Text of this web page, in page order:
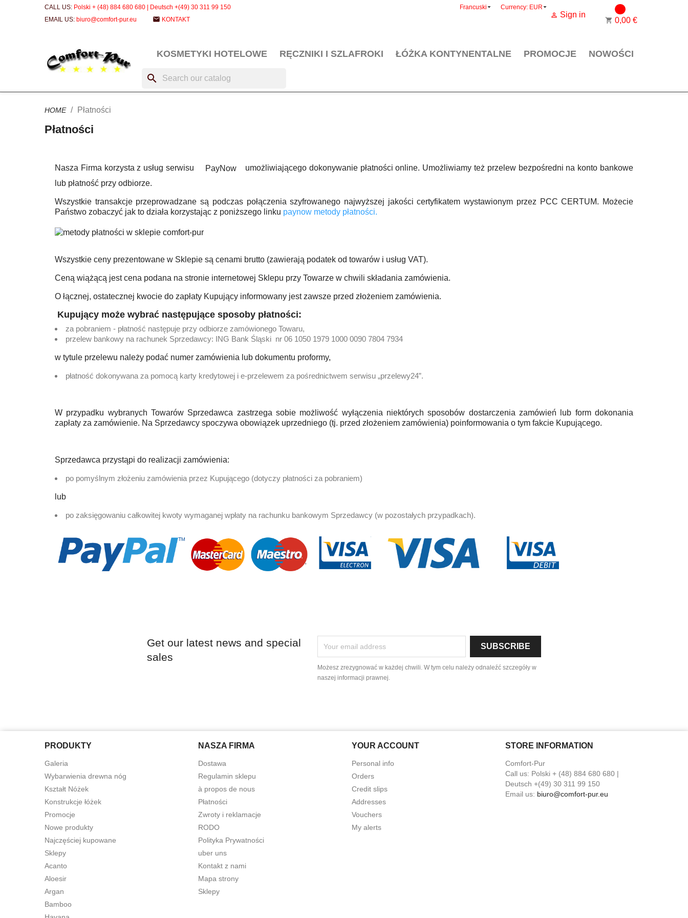
CALL US: Polski + (48) 884 680 680 | Deutsch +(49) 30 311 99 150
EMAIL US: biuro@comfort-pur.eu email KONTAKT
Francuski Currency: EUR
 Sign in
shopping_cart 0,00 €
KOSMETYKI HOTELOWE RĘCZNIKI I SZLAFROKI ŁÓŻKA KONTYNENTALNE PROMOCJE NOWOŚCI
search
HOME Płatności
Płatności
Nasza Firma korzysta z usług serwisu PayNow
umożliwiającego dokonywanie płatności online. Umożliwiamy też przelew bezpośredni na konto bankowe
lub płatność przy odbiorze.
Wszystkie transakcje przeprowadzane są podczas połączenia szyfrowanego najwyższej jakości certyfikatem wystawionym przez PCC CERTUM. Możecie
Państwo zobaczyć jak to działa korzystając z poniższego linku paynow metody płatności.
Wszystkie ceny prezentowane w Sklepie są cenami brutto (zawierają podatek od towarów i usług VAT).
Ceną wiążącą jest cena podana na stronie internetowej Sklepu przy Towarze w chwili składania zamówienia.
O łącznej, ostatecznej kwocie do zapłaty Kupujący informowany jest zawsze przed złożeniem zamówienia.
Kupujący może wybrać następujące sposoby płatności:
za pobraniem - płatność następuje przy odbiorze zamówionego Towaru,
przelew bankowy na rachunek Sprzedawcy: ING Bank Śląski nr 06 1050 1979 1000 0090 7804 7934
w tytule przelewu należy podać numer zamówienia lub dokumentu proformy,
płatność dokonywana za pomocą karty kredytowej i e-przelewem za pośrednictwem serwisu „przelewy24”.
W przypadku wybranych Towarów Sprzedawca zastrzega sobie możliwość wyłączenia niektórych sposobów dostarczenia zamówień lub form dokonania
zapłaty za zamówienie. Na Sprzedawcy spoczywa obowiązek uprzedniego (tj. przed złożeniem zamówienia) poinformowania o tym fakcie Kupującego.
Sprzedawca przystąpi do realizacji zamówienia:
po pomyślnym złożeniu zamówienia przez Kupującego (dotyczy płatności za pobraniem)
lub
po zaksięgowaniu całkowitej kwoty wymaganej wpłaty na rachunku bankowym Sprzedawcy (w pozostałych przypadkach).
Get our latest news and special
sales
Możesz zrezygnować w każdej chwili. W tym celu należy odnaleźć szczegóły w
naszej informacji prawnej.
PRODUKTY
Galeria
Wybarwienia drewna nóg
Kształt Nóżek
Konstrukcje łóżek
Promocje
Nowe produkty
Najczęściej kupowane
Sklepy
Acanto
Aloesir
Argan
Bamboo
NASZA FIRMA
Dostawa
Regulamin sklepu
à propos de nous
Płatności
Zwroty i reklamacje
RODO
Polityka Prywatności
uber uns
Kontakt z nami
Mapa strony
Sklepy
YOUR ACCOUNT
Personal info
Orders
Credit slips
Addresses
Vouchers
My alerts
STORE INFORMATION
Comfort-Pur
Call us: Polski + (48) 884 680 680 |
Deutsch +(49) 30 311 99 150
Email us: biuro@comfort-pur.eu